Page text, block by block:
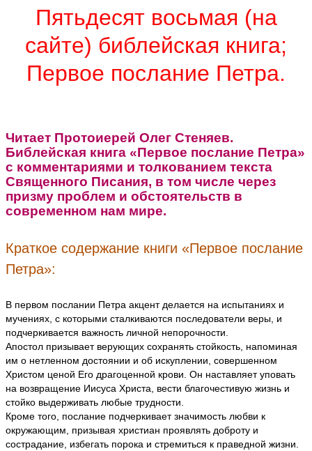
Пятьдесят восьмая (на
сайте) библейская книга;
Первое послание Петра.
Читает Протоиерей Олег Стеняев.
Библейская книга «Первое послание Петра»
с комментариями и толкованием текста
Священного Писания, в том числе через
призму проблем и обстоятельств в
современном нам мире.
Краткое содержание книги «Первое послание
Петра»:
В первом послании Петра акцент делается на испытаниях и
мучениях, с которыми сталкиваются последователи веры, и
подчеркивается важность личной непорочности.
Апостол призывает верующих сохранять стойкость, напоминая
им о нетленном достоянии и об искуплении, совершенном
Христом ценой Его драгоценной крови. Он наставляет уповать
на возвращение Иисуса Христа, вести благочестивую жизнь и
стойко выдерживать любые трудности.
Кроме того, послание подчеркивает значимость любви к
окружающим, призывая христиан проявлять доброту и
сострадание, избегать порока и стремиться к праведной жизни.